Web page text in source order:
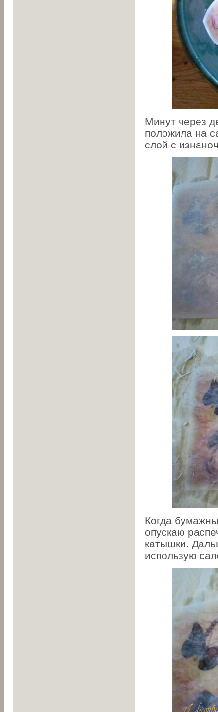
Минут через
положила на
слой с
Когда
опускаю
катышки.
использую